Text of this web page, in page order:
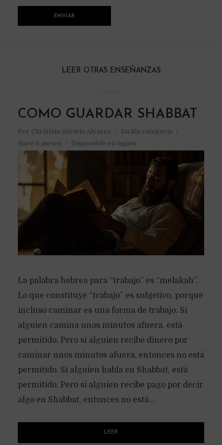
LEER OTRAS ENSEÑANZAS
COMO GUARDAR SHABBAT
Por Christian Gaviria Alvarez En Sin categoría
Hace 6 meses
Disponible en inglés
La palabra hebrea para “trabajo” es “melakah”.
Lo que constituye “trabajo” es subjetivo, porque
incluso caminar es una forma de trabajo. Si
alguien camina unos minutos afuera, está
permitido. Pero si alguien recibe dinero por
caminar unos minutos afuera, entonces no está
permitido. Si alguien habla en Shabbat, está
permitido. Pero si alguien recibe pago por decir
algo en Shabbat, entonces no está...
LEER